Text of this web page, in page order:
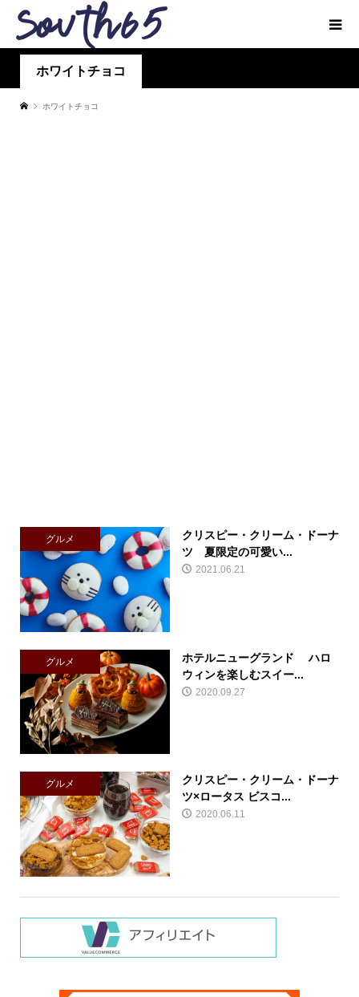
ホワイトチョコ
ホワイトチョコ
グルメ
クリスピー・クリーム・ドーナ
ツ 夏限定の可愛い...
2021.06.21
グルメ
ホテルニューグランド ハロ
ウィンを楽しむスイー...
2020.09.27
グルメ
クリスピー・クリーム・ドーナ
ツ×ロータス ビスコ...
2020.06.11